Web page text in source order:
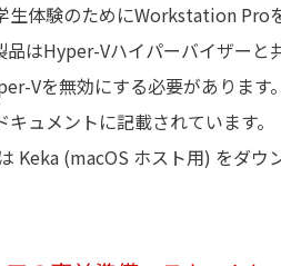
体験のためにWorkstation Pro
はHyper-Vハイパーバイザー
Vを無効にする必要がありま
ュメントに記載されています。
Keka (macOS ホスト用) をダ